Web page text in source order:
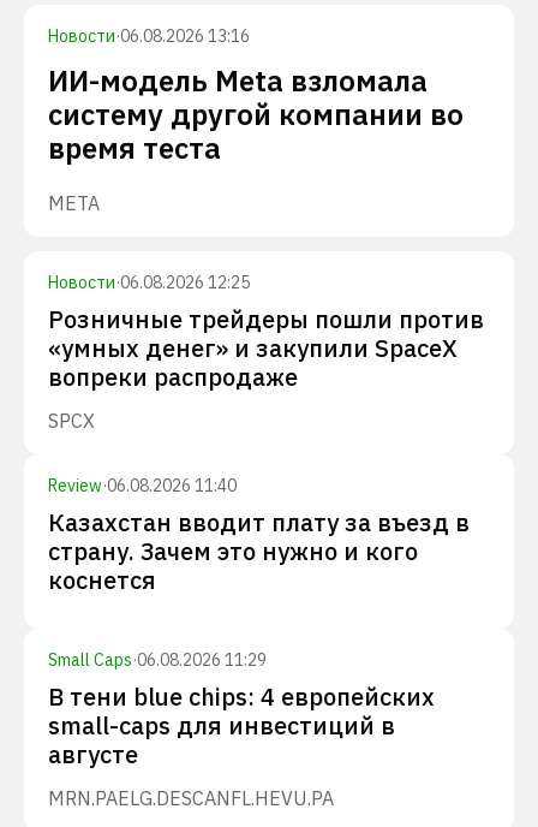
Новости·06.08.2026 13:16
ИИ-модель Meta взломала
систему другой компании во
время теста
META
Новости·06.08.2026 12:25
Розничные трейдеры пошли против
«умных денег» и закупили SpaceX
вопреки распродаже
SPCX
Review·06.08.2026 11:40
Казахстан вводит плату за въезд в
страну. Зачем это нужно и кого
коснется
Small Caps·06.08.2026 11:29
В тени blue chips: 4 европейских
small-caps для инвестиций в
августе
MRN.PAELG.DESCANFL.HEVU.PA